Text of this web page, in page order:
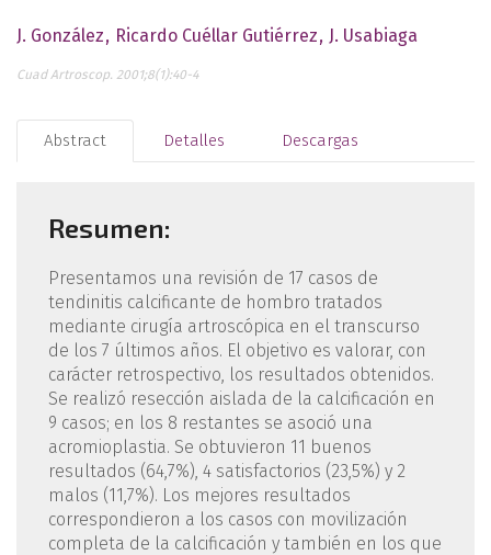
J. González Ricardo Cuéllar Gutiérrez J. Usabiaga
Cuad Artroscop. 2001;8(1):40-4
Abstract Detalles Descargas
Resumen:
Presentamos una revisión de 17 casos de
tendinitis calcificante de hombro tratados
mediante cirugía artroscópica en el transcurso
de los 7 últimos años. El objetivo es valorar, con
carácter retrospectivo, los resultados obtenidos.
Se realizó resección aislada de la calcificación en
9 casos; en los 8 restantes se asoció una
acromioplastia. Se obtuvieron 11 buenos
resultados (64,7%), 4 satisfactorios (23,5%) y 2
malos (11,7%). Los mejores resultados
correspondieron a los casos con movilización
completa de la calcificación y también en los que